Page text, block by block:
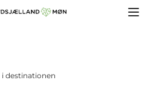
destinationen